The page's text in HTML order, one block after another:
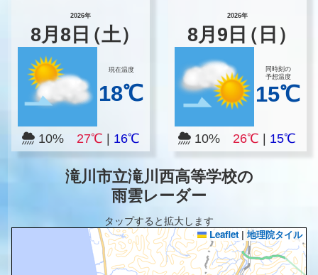
2026年
8月8 日（土）
現在温度
18℃
10% 27℃ 16℃
2026年
8月 9 日（日）
同時刻の
予想温度
15℃
10% 26℃ 15℃
滝川市立滝川西高等学校の
雨雲レーダー
タップすると拡大します
Leaflet | 地理院タイル